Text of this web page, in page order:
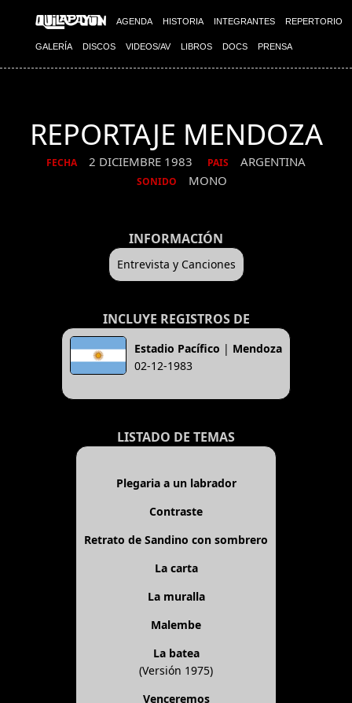
AGENDA HISTORIA INTEGRANTES REPERTORIO
GALERÍA DISCOS VIDEOS/AV LIBROS DOCS PRENSA
REPORTAJE MENDOZA
FECHA 2 DICIEMBRE 1983 PAIS ARGENTINA
SONIDO MONO
INFORMACIÓN
Entrevista y Canciones
INCLUYE REGISTROS DE
Estadio Pacífico | Mendoza
02-12-1983
LISTADO DE TEMAS
Plegaria a un labrador
Contraste
Retrato de Sandino con sombrero
La carta
La muralla
Malembe
La batea
(Versión 1975)
Venceremos